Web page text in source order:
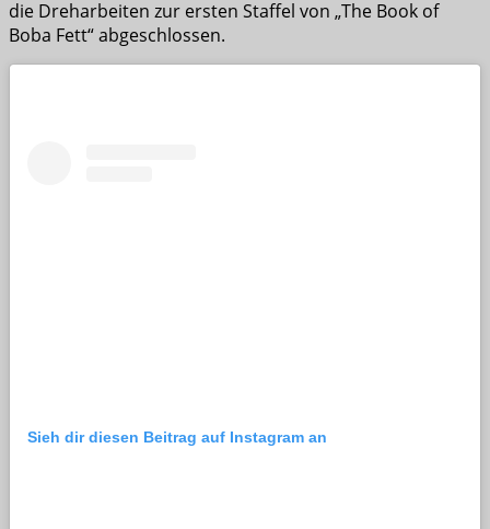
die Dreharbeiten zur ersten Staffel von „The Book of
Boba Fett“ abgeschlossen.
Sieh dir diesen Beitrag auf Instagram an